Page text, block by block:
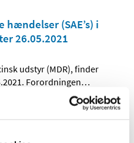
(SAE’s) i
26.05.2021
udstyr (MDR), finder
Forordningen…
virker